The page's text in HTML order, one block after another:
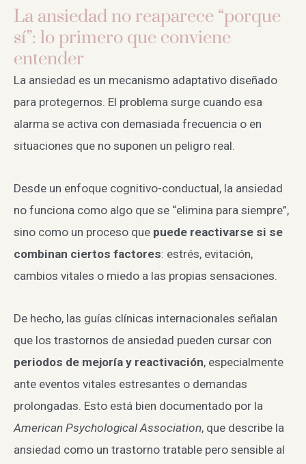
La ansiedad no reaparece “porque
sí”: lo primero que conviene
entender
La ansiedad es un mecanismo adaptativo diseñado
para protegernos. El problema surge cuando esa
alarma se activa con demasiada frecuencia o en
situaciones que no suponen un peligro real.
Desde un enfoque cognitivo-conductual, la ansiedad
no funciona como algo que se “elimina para siempre”,
sino como un proceso que puede reactivarse si se
combinan ciertos factores: estrés, evitación,
cambios vitales o miedo a las propias sensaciones.
De hecho, las guías clínicas internacionales señalan
que los trastornos de ansiedad pueden cursar con
periodos de mejoría y reactivación, especialmente
ante eventos vitales estresantes o demandas
prolongadas. Esto está bien documentado por la
American Psychological Association, que describe la
ansiedad como un trastorno tratable pero sensible al